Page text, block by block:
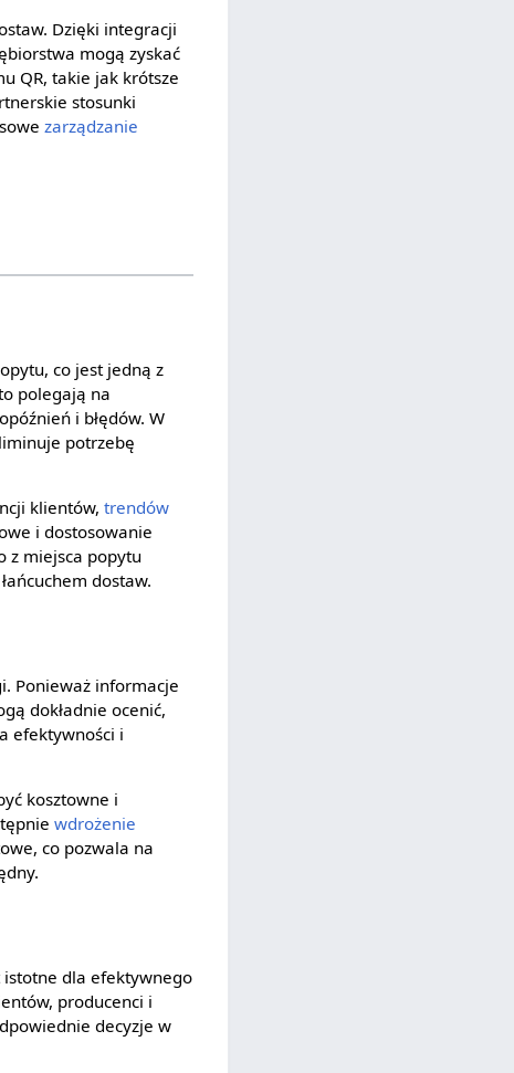
Dzięki integracji
mogą zyskać
QR, takie jak krótsze
stosunki
zarządzanie
co jest jedną z
polegają na
i błędów. W
potrzebę
klientów,trendów
i dostosowanie
z miejsca popytu
dostaw.
Ponieważ informacje
dokładnie ocenić,
efektywności i
kosztowne i
wdrożenie
co pozwala na
istotne dla efektywnego
producenci i
decyzje w